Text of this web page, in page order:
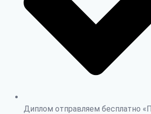
Диплом отправляем бесплатно